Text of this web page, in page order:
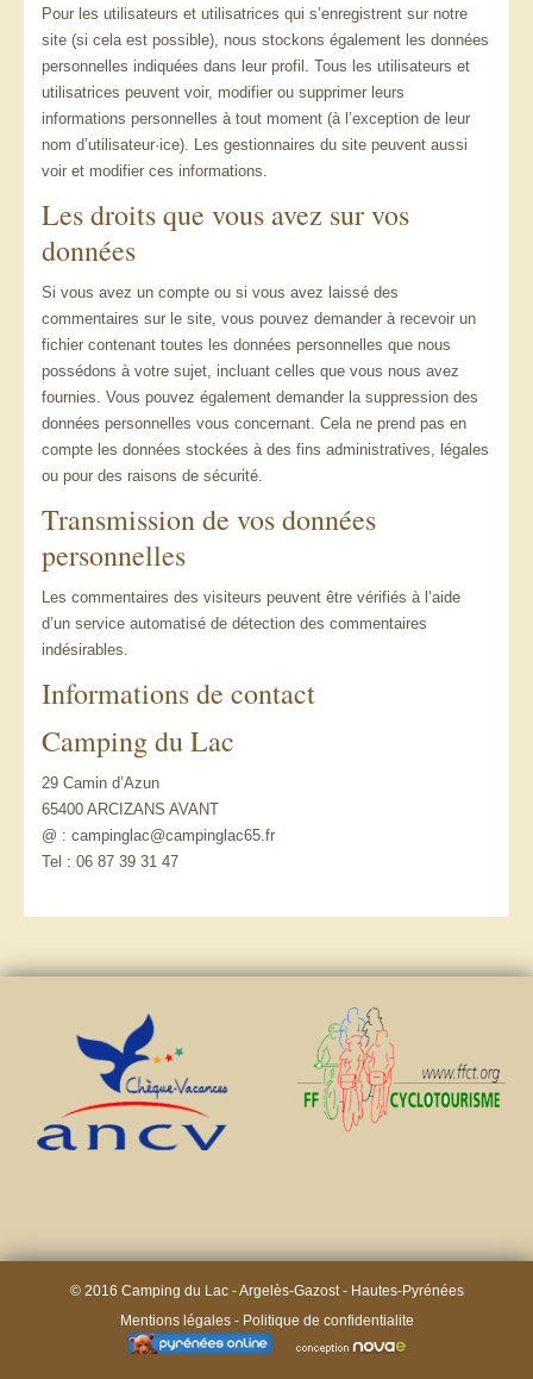
Pour les utilisateurs et utilisatrices qui s’enregistrent sur notre
site (si cela est possible), nous stockons également les données
personnelles indiquées dans leur profil. Tous les utilisateurs et
utilisatrices peuvent voir, modifier ou supprimer leurs
informations personnelles à tout moment (à l’exception de leur
nom d’utilisateur·ice). Les gestionnaires du site peuvent aussi
voir et modifier ces informations.
Les droits que vous avez sur vos
données
Si vous avez un compte ou si vous avez laissé des
commentaires sur le site, vous pouvez demander à recevoir un
fichier contenant toutes les données personnelles que nous
possédons à votre sujet, incluant celles que vous nous avez
fournies. Vous pouvez également demander la suppression des
données personnelles vous concernant. Cela ne prend pas en
compte les données stockées à des fins administratives, légales
ou pour des raisons de sécurité.
Transmission de vos données
personnelles
Les commentaires des visiteurs peuvent être vérifiés à l’aide
d’un service automatisé de détection des commentaires
indésirables.
Informations de contact
Camping du Lac
29 Camin d’Azun
65400 ARCIZANS AVANT
@ : campinglac@campinglac65.fr
Tel : 06 87 39 31 47
© 2016 Camping du Lac - Argelès-Gazost - Hautes-Pyrénées
Mentions légales- Politique de confidentialite